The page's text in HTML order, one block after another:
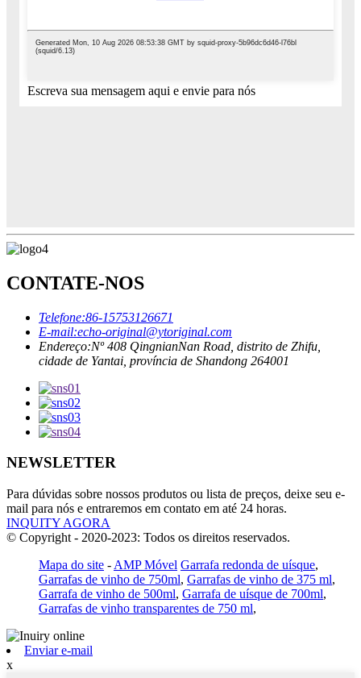
Escreva sua mensagem aqui e envie para nós
CONTATE-NOS
Telefone:86-15753126671
E-mail:echo-original@ytoriginal.com
Endereço:Nº 408 QingnianNan Road, distrito de Zhifu,
cidade de Yantai, província de Shandong 264001
NEWSLETTER
Para dúvidas sobre nossos produtos ou lista de preços, deixe seu e-
mail para nós e entraremos em contato em até 24 horas.
INQUITY AGORA
© Copyright - 2020-2023: Todos os direitos reservados.
Mapa do site - AMP Móvel Garrafa redonda de uísque,
Garrafas de vinho de 750ml, Garrafas de vinho de 375 ml,
Garrafa de vinho de 500ml, Garrafa de uísque de 700ml,
Garrafas de vinho transparentes de 750 ml,
Enviar e-mail
x